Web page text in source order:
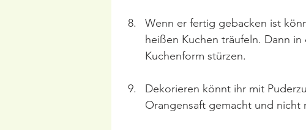
Wenn er fertig gebacken ist
heißen Kuchen träufeln. Dann
Kuchenform stürzen.
Dekorieren könnt ihr mit
Orangensaft gemacht und nicht